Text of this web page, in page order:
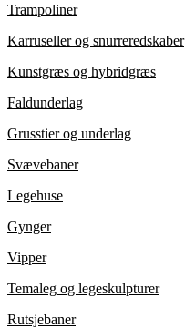
Trampoliner
Karruseller og snurreredskaber
Kunstgræs og hybridgræs
Faldunderlag
Grusstier og underlag
Svævebaner
Legehuse
Gynger
Vipper
Temaleg og legeskulpturer
Rutsjebaner